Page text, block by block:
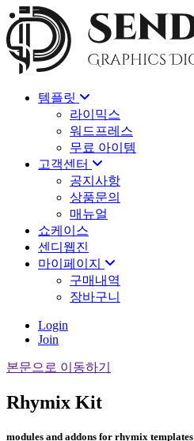
템플릿
라이믹스
워드프레스
무료 아이템
고객센터
공지사항
상품문의
매뉴얼
쇼케이스
센디웹진
마이페이지
구매내역
장바구니
Login
Join
본문으로 이동하기
Rhymix Kit
modules and addons for rhymix templates